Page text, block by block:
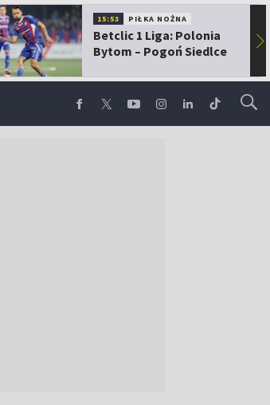
15:53 PIŁKA NOŻNA
Betclic 1 Liga: Polonia
Bytom – Pogoń Siedlce
▶